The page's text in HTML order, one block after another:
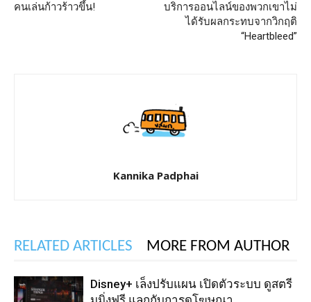
คนเล่นก้าวร้าวขึ้น!
บริการออนไลน์ของพวกเขาไม่
ได้รับผลกระทบจากวิกฤติ
“Heartbleed”
Kannika Padphai
RELATED ARTICLES MORE FROM AUTHOR
Disney+ เล็งปรับแผน เปิดตัวระบบ ดูสตรี